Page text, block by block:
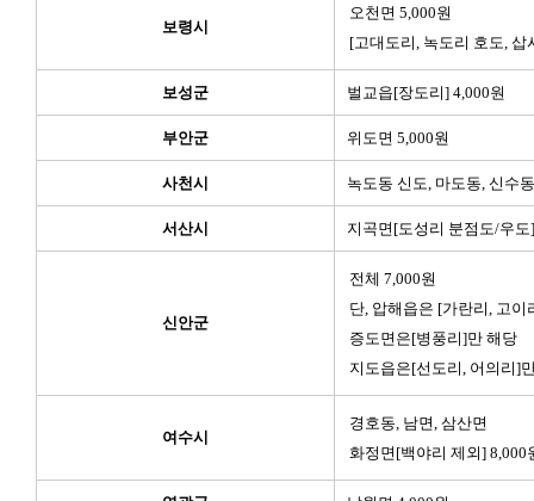
보령시
오천면 5,000원
[고대도리, 녹도리 호도,
보성군 벌교읍[장도리] 4,000원
부안군 위도면 5,000원
사천시 녹도동 신도, 마도동, 신수
서산시 지곡면[도성리 분점도/우도
신안군
전체 7,000원
단, 압해읍은 [가란리, 고이
증도면은[병풍리]만 해당
지도읍은[선도리, 어의리]
여수시
경호동, 남면, 삼산면
화정면[백야리 제외] 8,000